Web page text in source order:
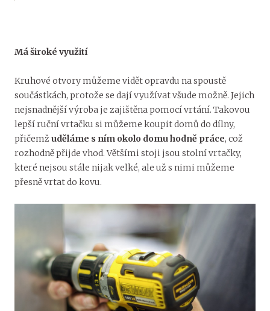
Má široké využití
Kruhové otvory můžeme vidět opravdu na spoustě
součástkách, protože se dají využívat všude možně. Jejich
nejsnadnější výroba je zajištěna pomocí vrtání. Takovou
lepší ruční vrtačku si můžeme koupit domů do dílny,
přičemž uděláme s ním okolo domu hodně práce, což
rozhodně přijde vhod. Většími stoji jsou stolní vrtačky,
které nejsou stále nijak velké, ale už s nimi můžeme
přesně vrtat do kovu.